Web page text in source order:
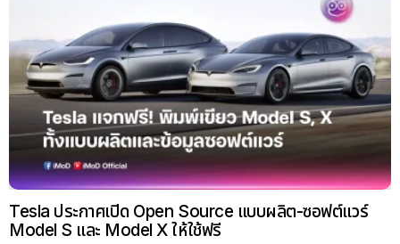
Tesla ประกาศเปิด Open Source แบบผลิต-ซอฟต์แวร์
Model S และ Model X ให้ใช้ฟรี